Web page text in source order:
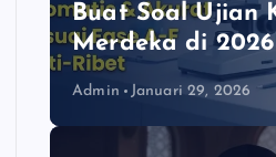
Buat Soal Ujian
Merdeka di 2026
Admin Januari 29, 2026